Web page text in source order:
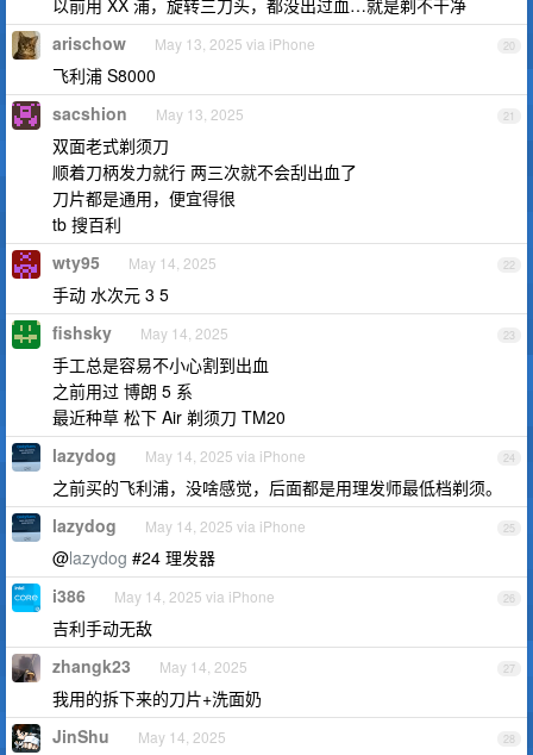
以前用 XX 浦，旋转三刀头，都没出过血…就是剃不干净
20
arischow May 13, 2025 via iPhone
飞利浦 S8000
21
sacshion May 13, 2025
双面老式剃须刀
顺着刀柄发力就行 两三次就不会刮出血了
刀片都是通用，便宜得很
tb 搜百利
22
wty95 May 14, 2025
手动 水次元 3 5
23
fishsky May 14, 2025
手工总是容易不小心割到出血
之前用过 博朗 5 系
最近种草 松下 Air 剃须刀 TM20
24
lazydog May 14, 2025 via iPhone
之前买的飞利浦，没啥感觉，后面都是用理发师最低档剃须。
25
lazydog May 14, 2025 via iPhone
@lazydog #24 理发器
26
i386 May 14, 2025 via iPhone
吉利手动无敌
27
zhangk23 May 14, 2025
我用的拆下来的刀片+洗面奶
28
JinShu May 14, 2025